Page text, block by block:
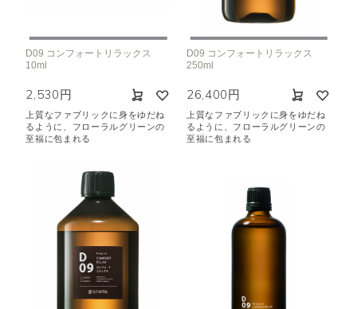
D09 コンフォートリラックス
10ml
2,530円
上質なファブリックに身をゆだね
るように、フローラルグリーンの
至福に包まれる
D09 コンフォートリラックス
250ml
26,400円
上質なファブリックに身をゆだね
るように、フローラルグリーンの
至福に包まれる